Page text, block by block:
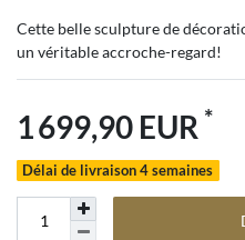
Cette belle sculpture de
un véritable accroche-regard!
1 699,90 EUR *
Délai de livraison 4 semaines